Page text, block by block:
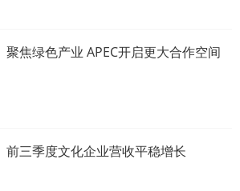
聚焦绿色产业 APEC开启更大合作空间
前三季度文化企业营收平稳增长